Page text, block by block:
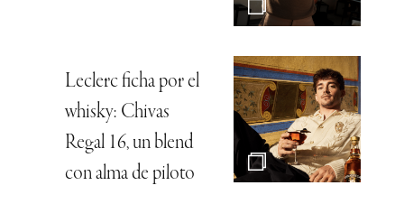
Leclerc ficha por el
whisky: Chivas
Regal 16, un blend
con alma de piloto